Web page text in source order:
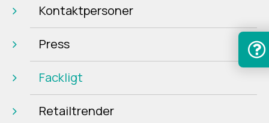
Kontaktpersoner
Press
Fackligt
Retailtrender